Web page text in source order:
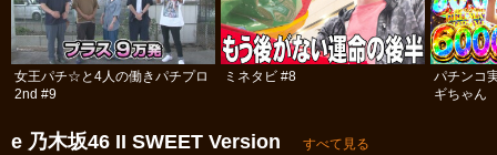
女王パチ☆と4人の働きパチプロ
2nd #9
ミネタビ #8
パチンコ
ギちゃん
e 乃木坂46 II SWEET Version すべて見る